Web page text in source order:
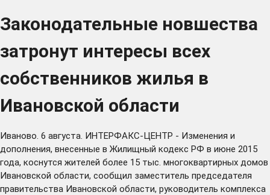
Законодательные новшества
затронут интересы всех
собственников жилья в
Ивановской области
Иваново. 6 августа. ИНТЕРФАКС-ЦЕНТР - Изменения и
дополнения, внесенные в Жилищный кодекс РФ в июне 2015
года, коснутся жителей более 15 тыс. многоквартирных домов
Ивановской области, сообщил заместитель председателя
правительства Ивановской области, руководитель комплекса